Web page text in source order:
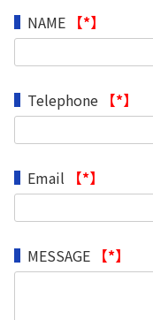
NAME 【*】
Telephone 【*】
Email 【*】
MESSAGE 【*】